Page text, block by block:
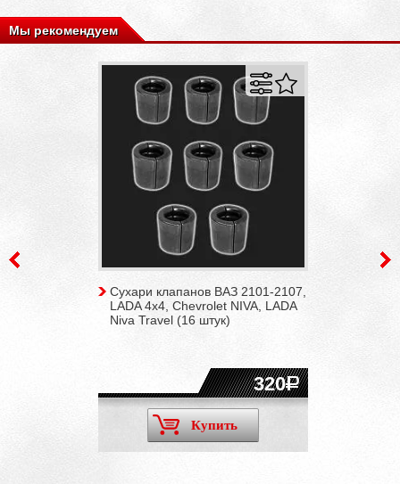
Мы рекомендуем
Сухари клапанов ВАЗ 2101-2107,
LADA 4x4, Chevrolet NIVA, LADA
Niva Travel (16 штук)
320
Купить